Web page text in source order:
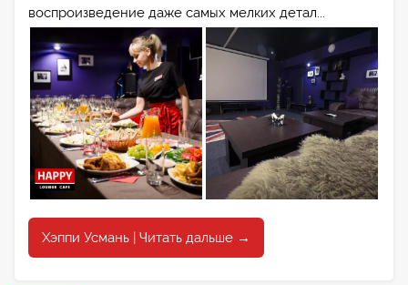
воспроизведение даже самых мелких детал...
Хэппи Усмань | Читать дальше →